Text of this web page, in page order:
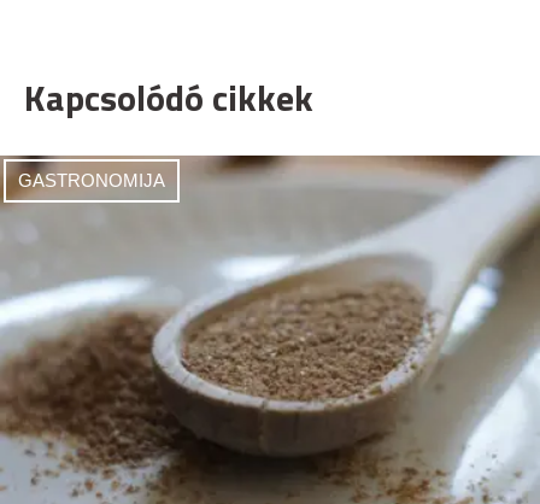
Kapcsolódó cikkek
GASTRONOMIJA